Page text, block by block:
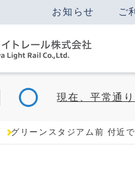
お知らせ ご
現在、平常通
グリーンスタジアム前 付近